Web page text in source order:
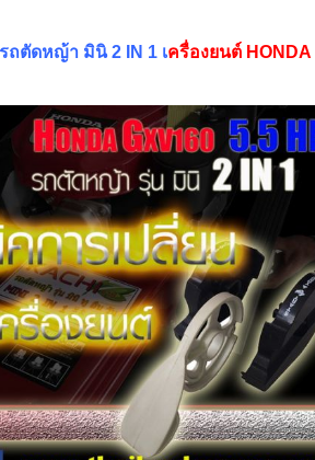
ถตัดหญ้า มินิ 2 IN 1 เครื่องยนต์ HONDA